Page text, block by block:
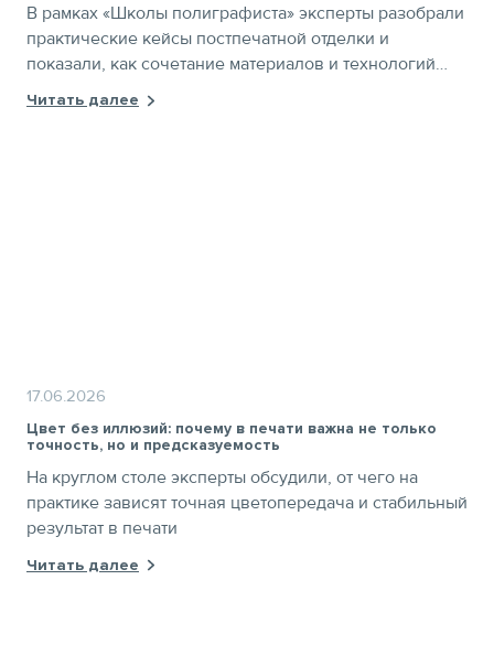
В рамках «Школы полиграфиста» эксперты разобрали
практические кейсы постпечатной отделки и
показали, как сочетание материалов и технологий
Читать далее
17.06.2026
Цвет без иллюзий: почему в печати важна не только
точность, но и предсказуемость
На круглом столе эксперты обсудили, от чего на
практике зависят точная цветопередача и стабильный
результат в печати
Читать далее